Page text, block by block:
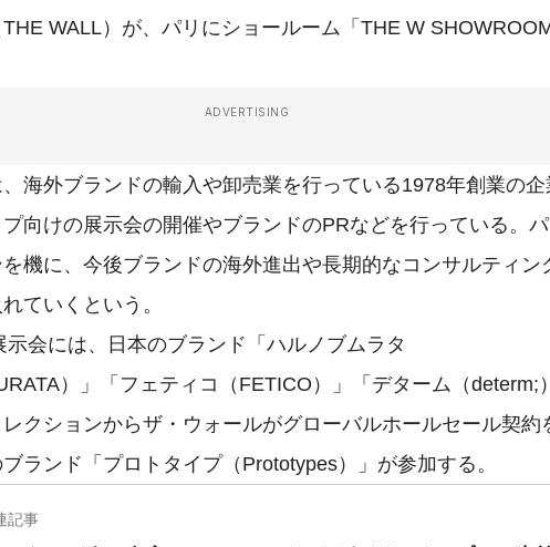
WALL）が、パリにショールーム「THE W
ADVERTISING
海外ブランドの輸入や卸売業を行っている1978年創業の
向けの展示会の開催やブランドのPRなどを行っている。
機に、今後ブランドの海外進出や長期的なコンサルティン
ていくという。
会には、日本のブランド「ハルノブムラタ
）」「フェティコ（FETICO）」「デターム（determ;
クションからザ・ウォールがグローバルホールセール契約
ランド「プロトタイプ（Prototypes）」が参加する。
記事